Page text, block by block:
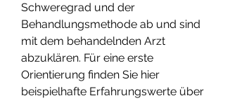
Schweregrad und der
Behandlungsmethode ab und sind
mit dem behandelnden Arzt
abzuklären. Für eine erste
Orientierung finden Sie hier
beispielhafte Erfahrungswerte über